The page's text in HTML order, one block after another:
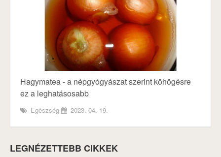
Hagymatea - a népgyógyászat szerint köhögésre
ez a leghatásosabb
Egészség 2023. 04. 19.
LEGNÉZETTEBB CIKKEK